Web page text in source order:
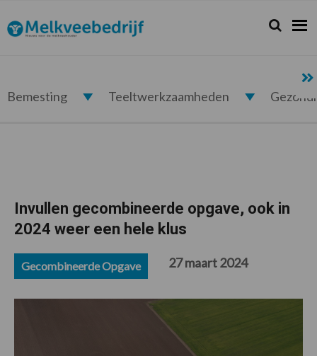
de
hoofdnavigatie
de
hoofd
de
eerste
de
voettekst
Melkveebedrijf.nl Zoeken...
Zoek
Bemesting Teeltwerkzaamheden
Invullen gecombineerde opgave, ook in
2024 weer een hele klus
Gecombineerde Opgave 27 maart 2024